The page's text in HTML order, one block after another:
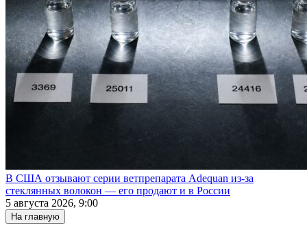
В США отзывают серии ветпрепарата Adequan из-за
стеклянных волокон — его продают и в России
5 августа 2026, 9:00
На главную